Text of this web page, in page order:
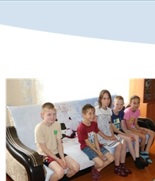
МУРТАЗЕ РАХИМОВЕ